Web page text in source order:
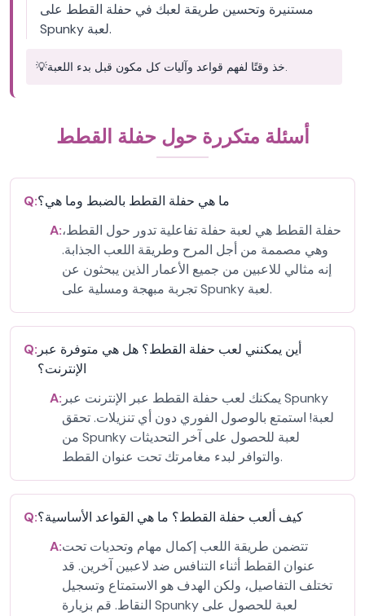
مستنيرة وتحسين طريقة لعبك في حفلة القطط على
Spunky لعبة.
💡 خذ وقتًا لفهم قواعد وآليات كل مكون قبل بدء اللعبة.
أسئلة متكررة حول حفلة القطط
Q:ما هي حفلة القطط بالضبط وما هي؟
A:حفلة القطط هي لعبة حفلة تفاعلية تدور حول القطط،
وهي مصممة من أجل المرح وطريقة اللعب الجذابة.
إنه مثالي للاعبين من جميع الأعمار الذين يبحثون عن
تجربة مبهجة ومسلية على Spunky لعبة.
Q: أين يمكنني لعب حفلة القطط؟ هل هي متوفرة عبر
الإنترنت؟
A: يمكنك لعب حفلة القطط عبر الإنترنت عبر Spunky
لعبة! استمتع بالوصول الفوري دون أي تنزيلات. تحقق
من Spunky لعبة للحصول على آخر التحديثات
والتوافر لبدء مغامرتك تحت عنوان القطط.
Q:كيف ألعب حفلة القطط؟ ما هي القواعد الأساسية؟
A:تتضمن طريقة اللعب إكمال مهام وتحديات تحت
عنوان القطط أثناء التنافس ضد لاعبين آخرين. قد
تختلف التفاصيل، ولكن الهدف هو الاستمتاع وتسجيل
النقاط. قم بزيارة Spunky لعبة للحصول على